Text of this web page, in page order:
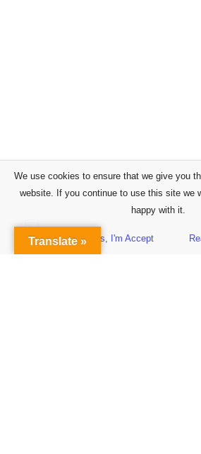
Sidebar
We use cookies to ensure that we give you
website. If you continue to use this site we
happy with it.
Yes, I'm Accept
Translate »